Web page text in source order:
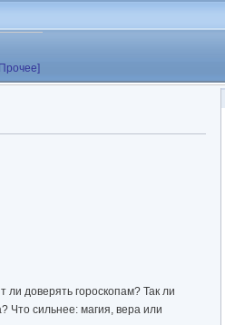
доверять гороскопам? Так ли
Что сильнее: магия, вера или